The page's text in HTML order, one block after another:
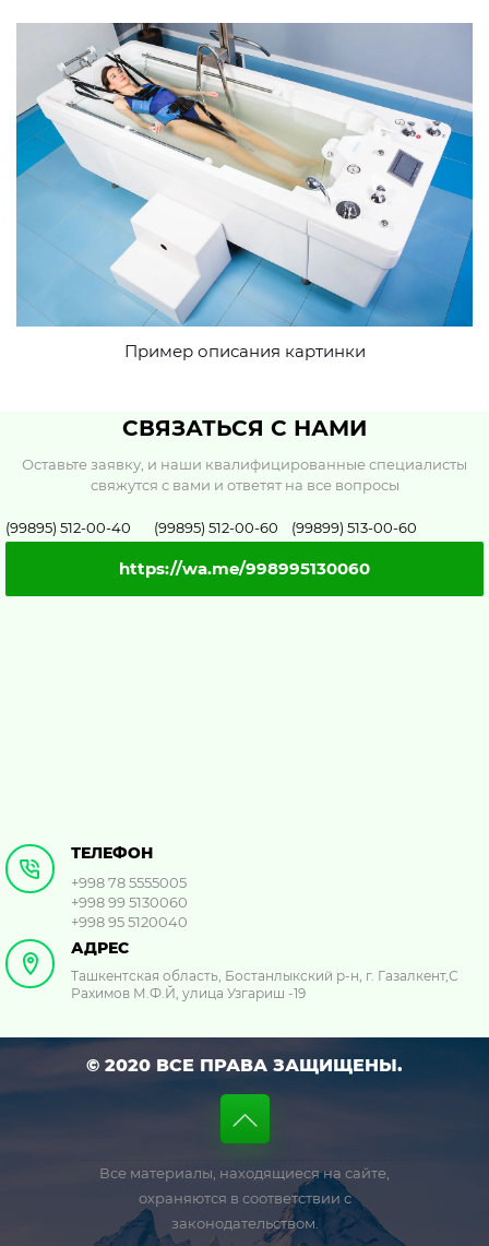
Пример описания картинки
СВЯЗАТЬСЯ С НАМИ
Оставьте заявку, и наши квалифицированные специалисты
свяжутся с вами и ответят на все вопросы
(99895) 512-00-40 (99895) 512-00-60 (99899) 513-00-60
https://wa.me/998995130060
ТЕЛЕФОН
+998 78 5555005
+998 99 5130060
+998 95 5120040
АДРЕС
Ташкентская область, Бостанлыкский р-н, г. Газалкент,С
Рахимов М.Ф.Й, улица Узгариш -19
© 2020 ВСЕ ПРАВА ЗАЩИЩЕНЫ.
Все материалы, находящиеся на сайте,
охраняются в соответствии с
законодательством.